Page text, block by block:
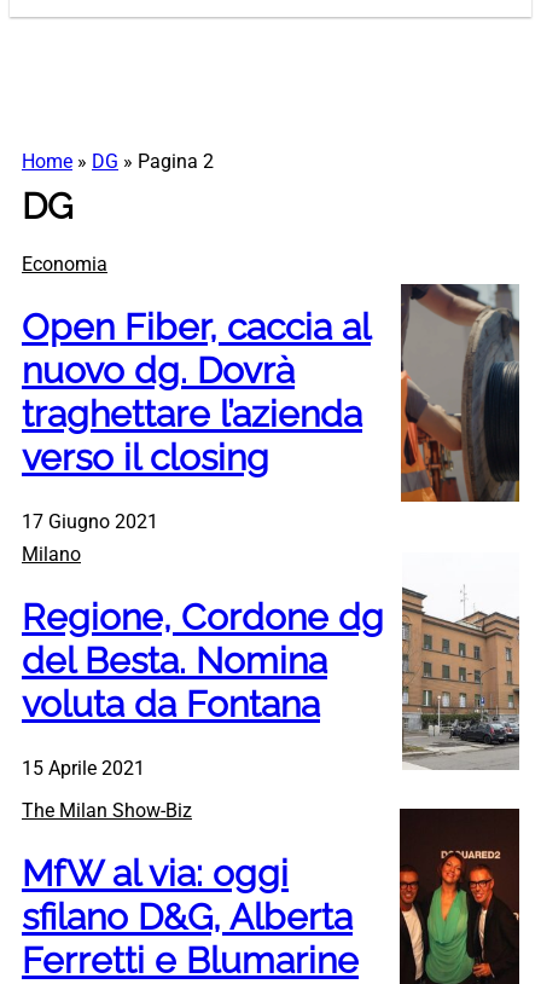
Home » DG » Pagina 2
DG
Economia
Open Fiber, caccia al
nuovo dg. Dovrà
traghettare l’azienda
verso il closing
17 Giugno 2021
Milano
Regione, Cordone dg
del Besta. Nomina
voluta da Fontana
15 Aprile 2021
The Milan Show-Biz
MfW al via: oggi
sfilano D&G, Alberta
Ferretti e Blumarine